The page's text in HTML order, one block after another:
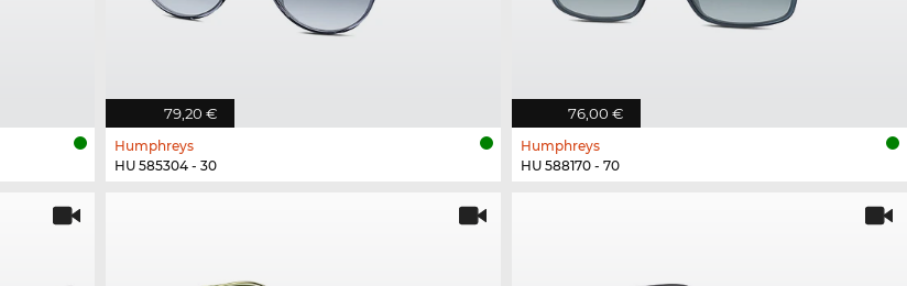
79,20 €
Humphreys
HU 585304 - 30
76,00 €
Humphreys
HU 588170 - 70